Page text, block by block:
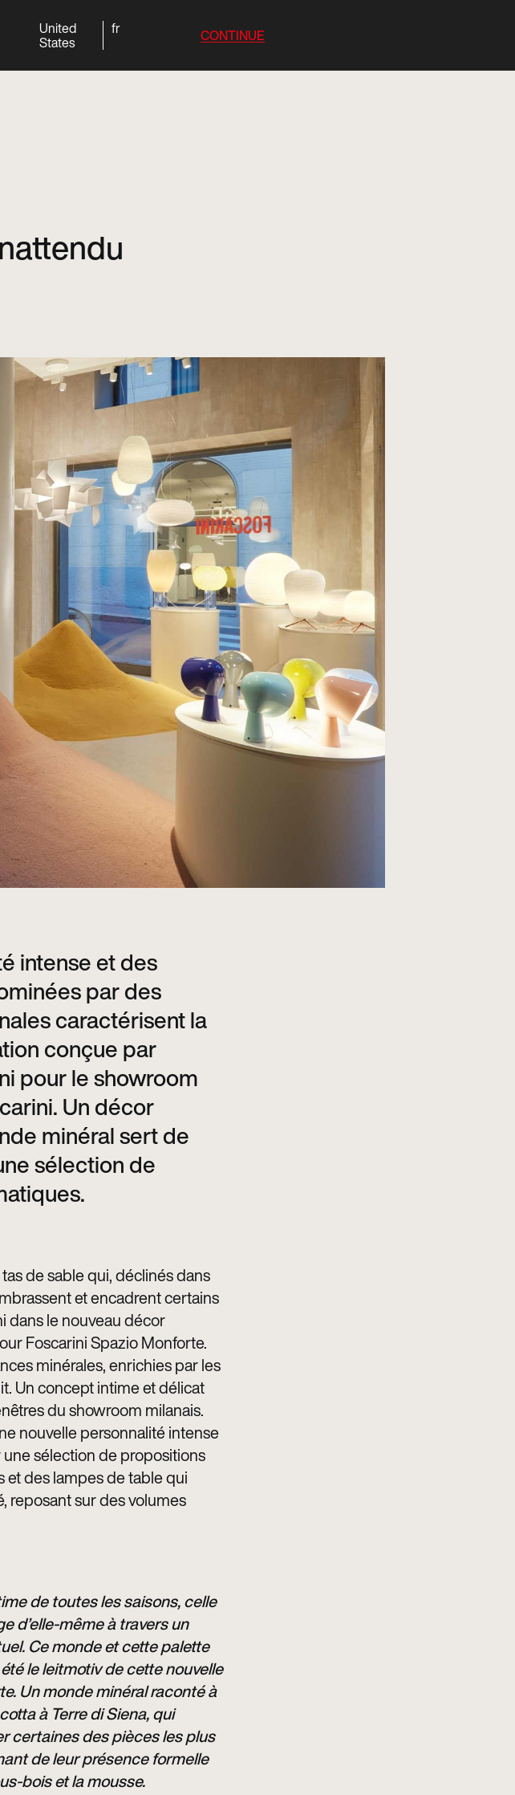
United
States
fr CONTINUE
intense et des
par des
caractérisent la
conçue par
pour le showroom
Un décor
minéral sert de
sélection de
de sable qui, déclinés dans
et encadrent certains
dans le nouveau décor
Foscarini Spazio Monforte.
minérales, enrichies par les
Un concept intime et délicat
du showroom milanais.
nouvelle personnalité intense
sélection de propositions
et des lampes de table qui
reposant sur des volumes
de toutes les saisons, celle
d’elle-même à travers un
Ce monde et cette palette
le leitmotiv de cette nouvelle
Un monde minéral raconté à
à Terre di Siena, qui
certaines des pièces les plus
de leur présence formelle
bois et la mousse.